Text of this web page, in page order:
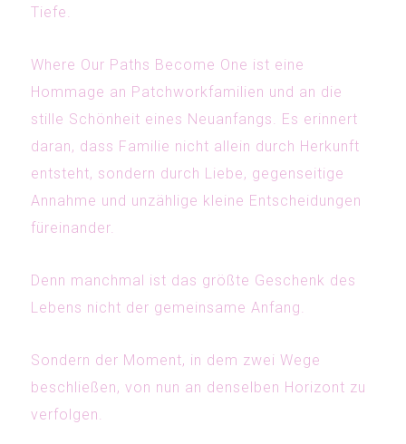
Tiefe.
Where Our Paths Become One ist eine
Hommage an Patchworkfamilien und an die
stille Schönheit eines Neuanfangs. Es erinnert
daran, dass Familie nicht allein durch Herkunft
entsteht, sondern durch Liebe, gegenseitige
Annahme und unzählige kleine Entscheidungen
füreinander.
Denn manchmal ist das größte Geschenk des
Lebens nicht der gemeinsame Anfang.
Sondern der Moment, in dem zwei Wege
beschließen, von nun an denselben Horizont zu
verfolgen.